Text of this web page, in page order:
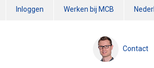
Inloggen Werken bij MCB
Contact